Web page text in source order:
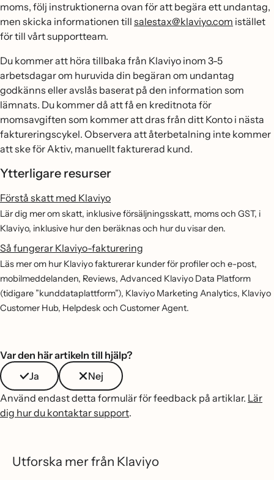
moms, följ instruktionerna ovan för att begära ett undantag,
men skicka informationen till salestax@klaviyo.com istället
för till vårt supportteam.
Du kommer att höra tillbaka från Klaviyo inom 3-5
arbetsdagar om huruvida din begäran om undantag
godkänns eller avslås baserat på den information som
lämnats. Du kommer då att få en kreditnota för
momsavgiften som kommer att dras från ditt Konto i nästa
faktureringscykel. Observera att återbetalning inte kommer
att ske för Aktiv, manuellt fakturerad kund.
Ytterligare resurser
Förstå skatt med Klaviyo
Lär dig mer om skatt, inklusive försäljningsskatt, moms och GST, i
Klaviyo, inklusive hur den beräknas och hur du visar den.
Så fungerar Klaviyo-fakturering
Läs mer om hur Klaviyo fakturerar kunder för profiler och e-post,
mobilmeddelanden, Reviews, Advanced Klaviyo Data Platform
(tidigare ”kunddataplattform”), Klaviyo Marketing Analytics, Klaviyo
Customer Hub, Helpdesk och Customer Agent.
Var den här artikeln till hjälp?
Ja
Nej
Använd endast detta formulär för feedback på artiklar. Lär
dig hur du kontaktar support.
Utforska mer från Klaviyo